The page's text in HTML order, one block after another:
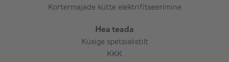
Tõstuki kasutamine (kokkuleppel kuna
Teemantpuurimine – armeeritud betoon,
maakivi, paas, punane tellis jms
Kortermajade kütte elektrifitseerimine
Hea teada
Küsige spetsialistilt
KKK